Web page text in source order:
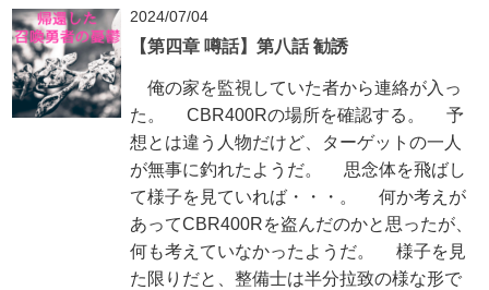
2024/07/04
【第四章 噂話】第八話 勧誘
俺の家を監視していた者から連絡が入っ
た。 CBR400Rの場所を確認する。 予
想とは違う人物だけど、ターゲットの一人
が無事に釣れたようだ。 思念体を飛ばし
て様子を見ていれば・・・。 何か考えが
あってCBR400Rを盗んだのかと思ったが、
何も考えていなかったようだ。 様子を見
た限りだと、整備士は半分拉致の様な形で